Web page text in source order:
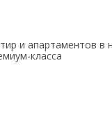
и апартаментов в
класса